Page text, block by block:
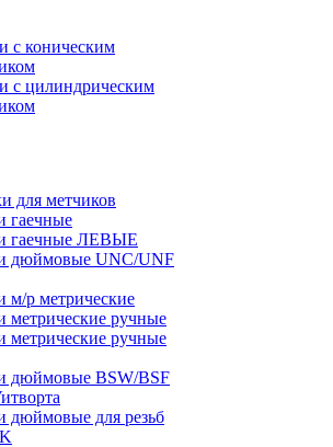
с коническим
с цилиндрическим
для метчиков
гаечные
гаечные ЛЕВЫЕ
дюймовые UNC/UNF
м/р метрические
метрические ручные
метрические ручные
дюймовые BSW/BSF
дюймовые для резьб